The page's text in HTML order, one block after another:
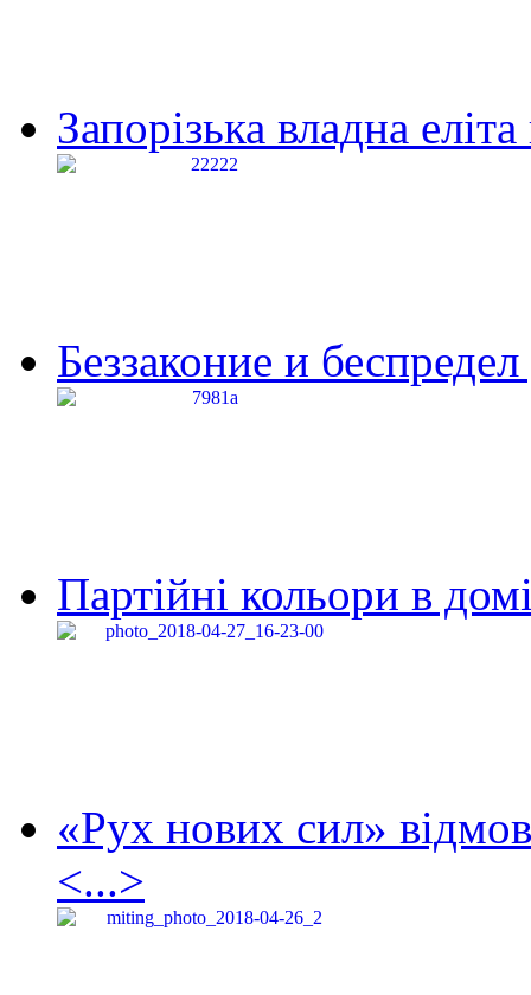
Запорізька владна
Беззаконие и
Партійні кольори в
«Рух нових сил»
<...>